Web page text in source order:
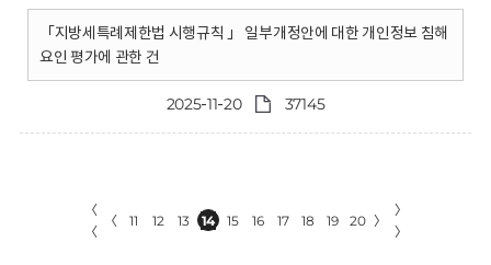
「지방세특례제한법 시행규칙 」 일부개정안에 대한 개인정보 침해
요인 평가에 관한 건
2025-11-20 37145
〈
〈
〈 11 12 13 14 15 16 17 18 19 20 〉
〉
〉